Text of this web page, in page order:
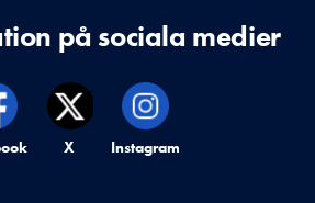
på sociala medier
på,
Krisinformation på,
X Krisinformation på,
Instagram